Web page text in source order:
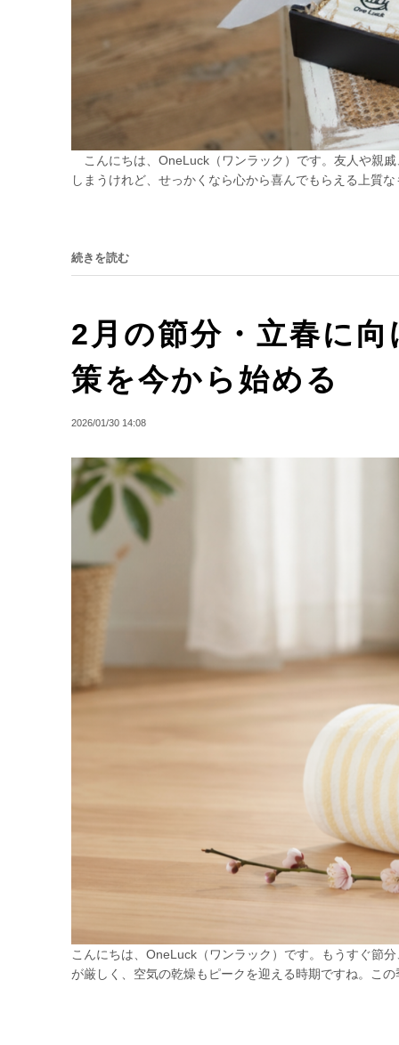
こんにちは、OneLuck（ワンラック）です。友人や親
しまうけれど、せっかくなら心から喜んでもらえる上質
続きを読む
2月の節分・立春に
策を今から始める
2026/01/30 14:08
こんにちは、OneLuck（ワンラック）です。もうすぐ節
が厳しく、空気の乾燥もピークを迎える時期ですね。こ